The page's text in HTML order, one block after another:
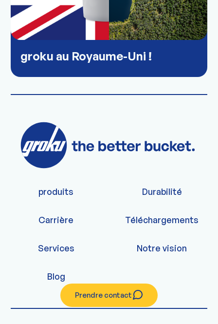
groku au Royaume-Uni !
produits Durabilité
Carrière Téléchargements
Services Notre vision
Blog
Prendre contact